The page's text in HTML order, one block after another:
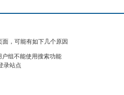
，可能有如下几个原因
组不能使用搜索功能
录站点